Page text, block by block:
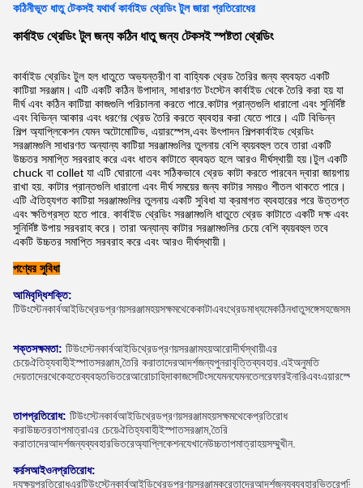
কঠিনীভূত ধাতু টেকসই যথার্থ কার্বাইড থ্রেডিং টুল জারা প্রতিরোধের
কার্বাইড থ্রেডিং টুল জন্য কঠিন ধাতু জন্য টেকসই স্পষ্টতা থ্রেডিং
কার্বাইড থ্রেডিং টুল হল ধাতুতে অভ্যন্তরীণ বা বাহ্যিক থ্রেড তৈরির জন্য ব্যবহৃত একটি
কাটিয়া সরঞ্জাম। এটি একটি কঠিন উপাদান, সাধারণত টংস্টেন কার্বাইড থেকে তৈরি করা হয় যা
দীর্ঘ এবং কঠিন কাটিয়া কাজগুলি পরিচালনা করতে পারে.কাটার প্রান্তগুলি ধারালো এবং সুনির্দিষ্ট
এবং বিভিন্ন আকার এবং ধরণের থ্রেড তৈরি করতে ব্যবহার করা যেতে পারে। এটি বিভিন্ন
শিল্প অ্যাপ্লিকেশন যেমন অটোমোটিভ, এয়ারস্পেস,এবং উৎপাদন শিল্পকার্বাইড থ্রেডিং
সরঞ্জামগুলি সাধারণত অন্যান্য কাটিয়া সরঞ্জামগুলির তুলনায় বেশি ব্যয়বহুল তবে তারা একটি
উচ্চতর সমাপ্তি সরবরাহ করে এবং ধাতব কাটাতে ব্যবহৃত হলে আরও দীর্ঘস্থায়ী হয়।টুল একটি
chuck বা collet যা এটি ঘোরানো এবং সঠিকভাবে থ্রেড কাটা করতে পারবেন দ্বারা জায়গায়
রাখা হয়. কাটার প্রান্তগুলি ধারালো এবং দীর্ঘ সময়ের জন্য কাটার সময়ও শীতল থাকতে পারে।
এটি ঐতিহ্যগত কাটিয়া সরঞ্জামগুলির তুলনায় একটি সুবিধা যা ক্রমাগত ব্যবহারের পরে উত্তপ্ত
এবং ক্ষতিগ্রস্ত হতে পারে. কার্বাইড থ্রেডিং সরঞ্জামগুলি ধাতুতে থ্রেড কাটাতে একটি দক্ষ এবং
সুনির্দিষ্ট উপায় সরবরাহ করে। তারা অন্যান্য কাটার সরঞ্জামগুলির চেয়ে বেশি ব্যয়বহুল তবে
একটি উচ্চতর সমাপ্তি সরবরাহ করে এবং আরও দীর্ঘস্থায়ী।
পণ্যের সুবিধা
আমিবৃদ্ধিশক্তি:
টিউংস্টেনকার্বআইডিথ্রেডপ্রণয়সরঞ্জামহয়সক্ষমথেকেকাটাএবংথ্রেডমাধ্যমেকঠিনধাতুসঙ্গেসহজে
শক্তসক্ষমতা: টিউংস্টেনকার্বআইডিথ্রেডপ্রণয়সরঞ্জামহয়আরোদীর্ঘস্থায়ীএর
চেয়েঐতিহ্যবাহীইস্পাতসরঞ্জাম,তৈরি করাতাদেরআদর্শজন্যপুনরাবৃত্তিব্যবহার এইঅনুমতি
দেয়তাদেরথেকেহতেব্যবহৃতভিতরেআরোচাহিদাকাজসেটিংসযেমনযেমনতেলরেফারইনারিএবংএয়ারস্পেস
তাপপ্রতিরোধ: টিউংস্টেনকার্বআইডিথ্রেডপ্রণয়সরঞ্জামহয়সক্ষমথেকেপ্রতিরোধ
করাউচ্চতরতাপমাত্রাএর চেয়েঐতিহ্যবাহীইস্পাতসরঞ্জাম,তৈরি
করাতাদেরআদর্শজন্যব্যবহারভিতরেঅ্যাপ্লিকেশনযেখানেউচ্চতাপমাত্রাহয়সম্মুখীন.
কর্রসআইওনপ্রতিরোধ:
দ্যক্ষয়প্রতিরোধএরটিউংস্টেনকার্বআইডিথ্রেডপ্রণয়সরঞ্জামকরেতাদেরআদর্শজন্যব্যবহারভিতরে